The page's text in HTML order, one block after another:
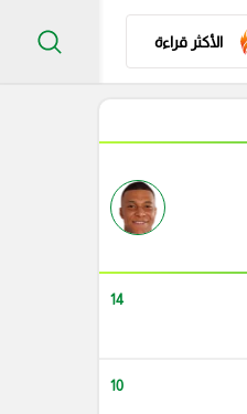
الأكثر قراءة
14
10